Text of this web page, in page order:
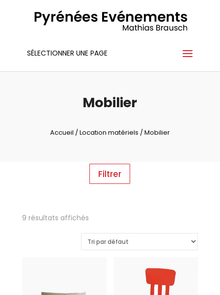
SÉLECTIONNER UNE PAGE
Mobilier
Accueil /Location matériels / Mobilier
Filtrer
9 résultats affichés